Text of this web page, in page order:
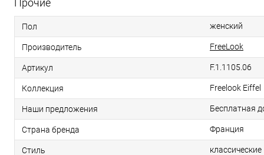
Прочие
Пол женский
Производитель FreeLook
Артикул F.1.1105.06
Коллекция Freelook Eiffel
Наши предложения Бесплатная
Страна бренда Франция
Стиль классические